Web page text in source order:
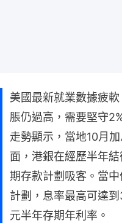
美國最新就業數據疲
脹仍過高，需要堅守
走勢顯示，當地10月
面，港銀在經歷半年
期存款計劃吸客。當
計劃，息率最高可達
元半年存期年利率。